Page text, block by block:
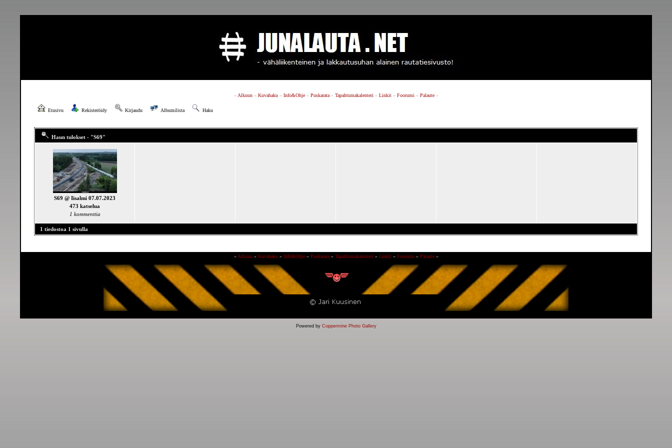
» Alkuun» Kuvahaku» Info&Ohje» Puskarata» Tapahtumakalenteri » Linkit» Foorumi » Palaute»
Etusivu Rekisteröidy Kirjaudu Albumilista Haku
Haun tulokset - "S69"
S69 @ Iisalmi 07.07.2023
473 katselua
1 kommenttia
1 tiedostoa 1 sivulla
» Alkuun» Kuvahaku» Info&Ohje» Puskarata» Tapahtumakalenteri » Linkit» Foorumi » Palaute»
Powered by Coppermine Photo Gallery